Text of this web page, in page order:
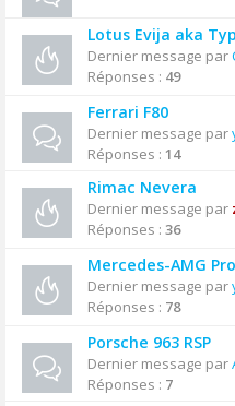
Lotus Evija aka
Dernier message par
Réponses : 49
Ferrari F80
Dernier message par
Réponses : 14
Rimac Nevera
Dernier message par
Réponses : 36
Mercedes-AMG
Dernier message par
Réponses : 78
Porsche 963 RSP
Dernier message par
Réponses : 7